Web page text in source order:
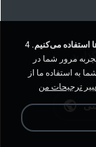
استفاده می‌کنیم. 4shared از کوکی‌ها و سایر فناوری‌های ردیابی
مرور شما در
به استفاده ما از
ترجیحات من